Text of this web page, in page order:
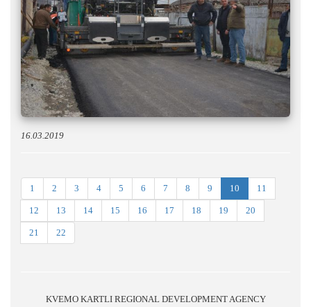
16.03.2019
1 2 3 4 5 6 7 8 9 10 11
12 13 14 15 16 17 18 19 20
21 22
KVEMO KARTLI REGIONAL DEVELOPMENT AGENCY